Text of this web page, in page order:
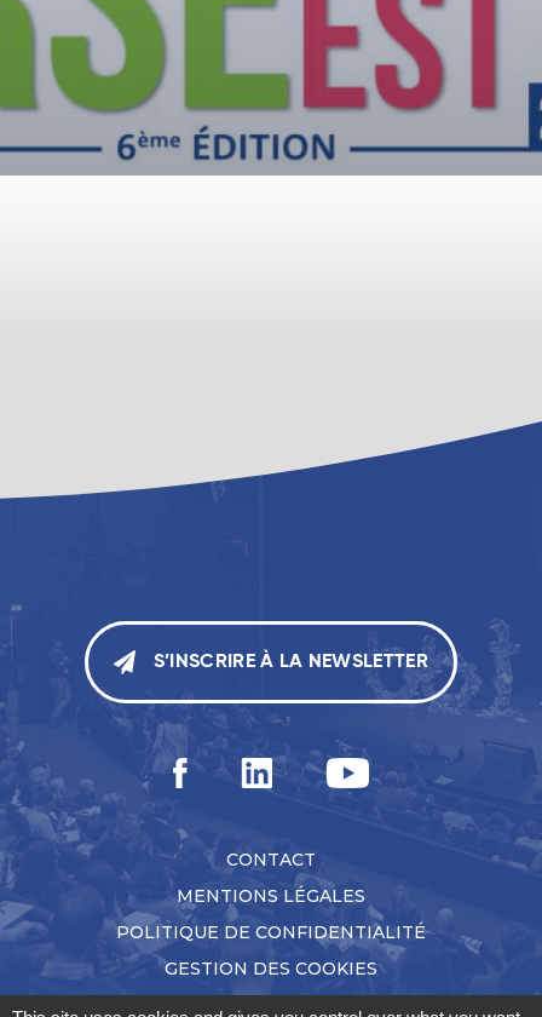
S’INSCRIRE À LA NEWSLETTER
CONTACT
MENTIONS LÉGALES
POLITIQUE DE CONFIDENTIALITÉ
GESTION DES COOKIES